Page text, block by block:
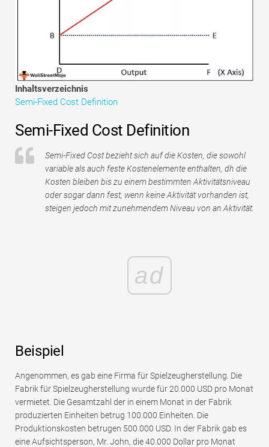
Tutorials zur Finanzmodellierung
Vollständige Form
Risikomanagement-Tutorials
Inhaltsverzeichnis
Semi-Fixed Cost Definition
Semi-Fixed Cost Definition
Semi-Fixed Cost bezieht sich auf die Kosten, die sowohl
variable als auch feste Kostenelemente enthalten, dh die
Kosten bleiben bis zu einem bestimmten Aktivitätsniveau
oder sogar dann fest, wenn keine Aktivität vorhanden ist,
steigen jedoch mit zunehmendem Niveau von an Aktivität.
ad
Beispiel
Angenommen, es gab eine Firma für Spielzeugherstellung. Die
Fabrik für Spielzeugherstellung wurde für 20.000 USD pro Monat
vermietet. Die Gesamtzahl der in einem Monat in der Fabrik
produzierten Einheiten betrug 100.000 Einheiten. Die
Produktionskosten betrugen 500.000 USD. In der Fabrik gab es
eine Aufsichtsperson, Mr. John, die 40.000 Dollar pro Monat